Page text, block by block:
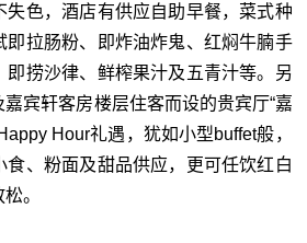
失色，酒店有供应自助早餐，菜式种
即拉肠粉、即炸油炸鬼、红焖牛腩手
即捞沙律、鲜榨果汁及五青汁等。另
宾轩客房楼层住客而设的贵宾厅“嘉
Hour礼遇，犹如小型buffet般，
食、粉面及甜品供应，更可任饮红白
。